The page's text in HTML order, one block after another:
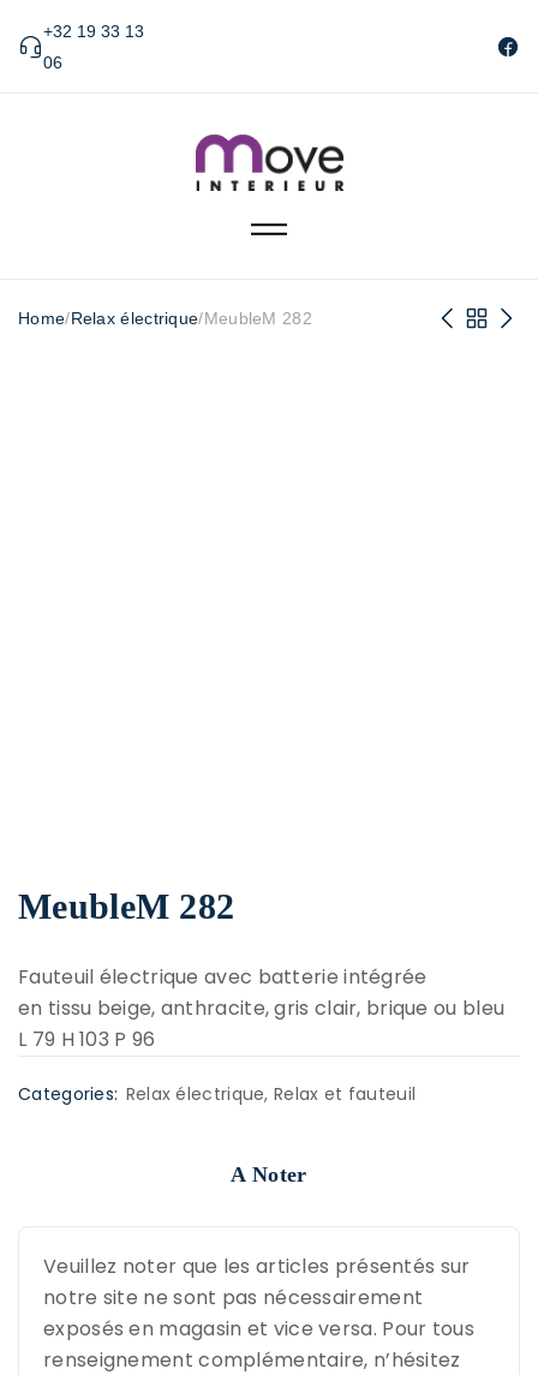
+32 19 33 13
06
Home/Relax électrique/MeubleM 282
MeubleM 282
Fauteuil électrique avec batterie intégrée
en tissu beige, anthracite, gris clair, brique ou bleu
L 79 H 103 P 96
Categories: Relax électrique,Relax et fauteuil
A Noter
Veuillez noter que les articles présentés sur
notre site ne sont pas nécessairement
exposés en magasin et vice versa. Pour tous
renseignement complémentaire, n’hésitez